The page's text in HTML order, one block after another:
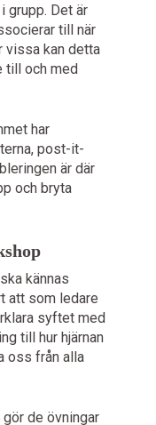
grupp. Det är
till när
vissa kan detta
till och med
har
post-it-
är där
och bryta
kännas
att som ledare
syftet med
till hur hjärnan
oss från alla
de övningar